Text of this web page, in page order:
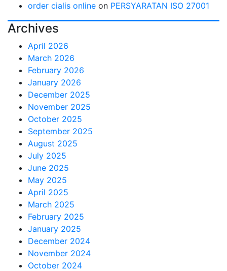
order cialis online on PERSYARATAN ISO 27001
Archives
April 2026
March 2026
February 2026
January 2026
December 2025
November 2025
October 2025
September 2025
August 2025
July 2025
June 2025
May 2025
April 2025
March 2025
February 2025
January 2025
December 2024
November 2024
October 2024